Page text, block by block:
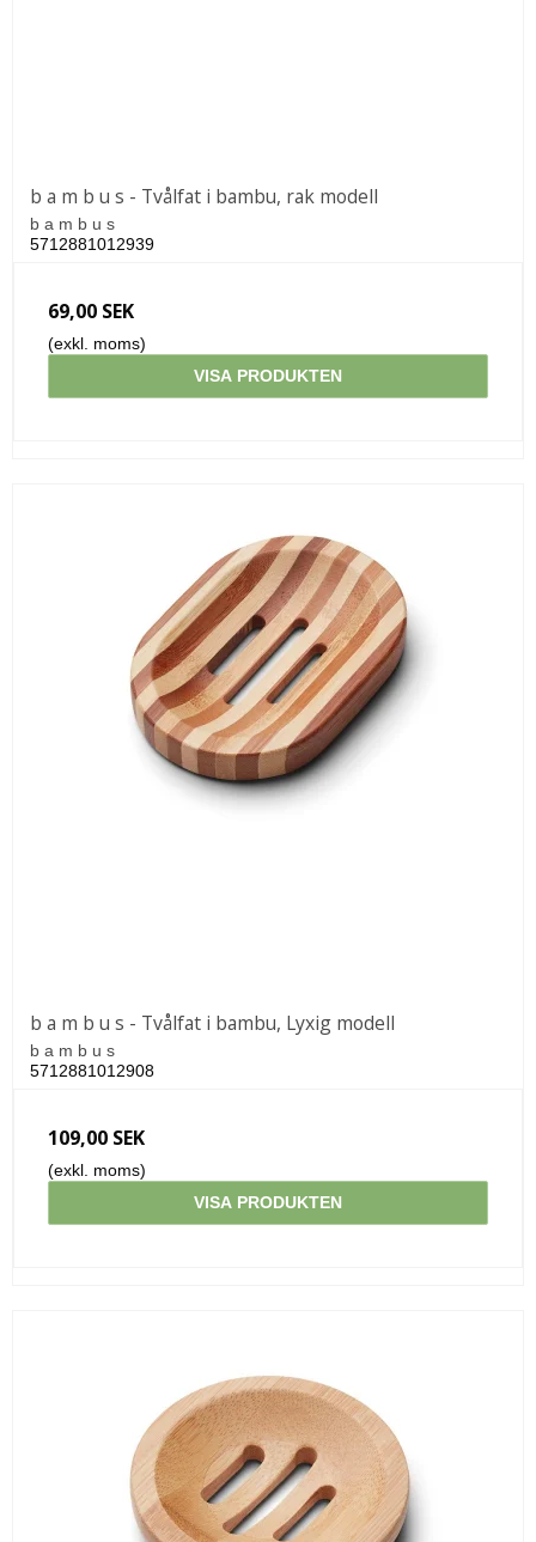
b a m b u s - Tvålfat i bambu, rak modell
b a m b u s
5712881012939
69,00 SEK
(exkl. moms)
VISA PRODUKTEN
b a m b u s - Tvålfat i bambu, Lyxig modell
b a m b u s
5712881012908
109,00 SEK
(exkl. moms)
VISA PRODUKTEN